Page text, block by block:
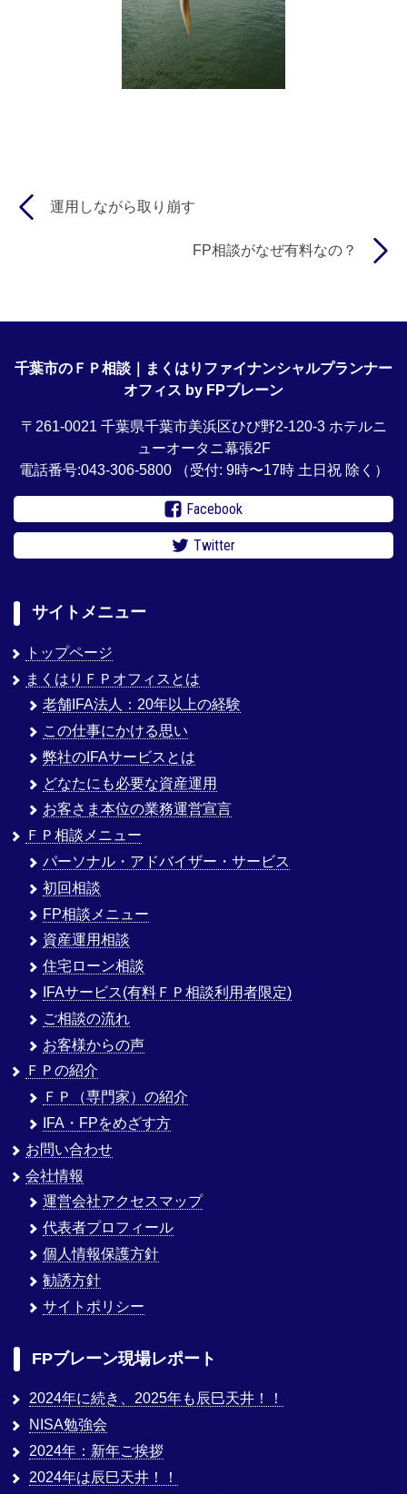
運用しながら取り崩す
FP相談がなぜ有料なの？
千葉市のＦＰ相談｜まくはりファイナンシャルプランナー
オフィス by FPブレーン
〒261-0021 千葉県千葉市美浜区ひび野2-120-3 ホテルニ
ューオータニ幕張2F
電話番号:043-306-5800
（受付: 9時〜17時 土日祝 除く）
Facebook
Twitter
サイトメニュー
トップページ
まくはりＦＰオフィスとは
老舗IFA法人：20年以上の経験
この仕事にかける思い
弊社のIFAサービスとは
どなたにも必要な資産運用
お客さま本位の業務運営宣言
ＦＰ相談メニュー
パーソナル・アドバイザー・サービス
初回相談
FP相談メニュー
資産運用相談
住宅ローン相談
IFAサービス(有料ＦＰ相談利用者限定)
ご相談の流れ
お客様からの声
ＦＰの紹介
ＦＰ（専門家）の紹介
IFA・FPをめざす方
お問い合わせ
会社情報
運営会社アクセスマップ
代表者プロフィール
個人情報保護方針
勧誘方針
サイトポリシー
FPブレーン現場レポート
2024年に続き、2025年も辰巳天井！！
NISA勉強会
2024年：新年ご挨拶
2024年は辰巳天井！！